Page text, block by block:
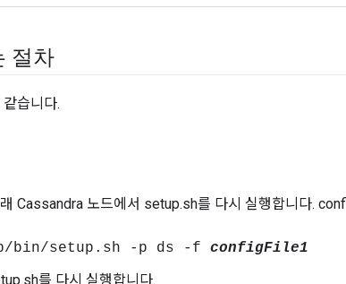
절차
습니다.
Cassandra 노드에서 setup.sh를 다시 실행합니다.
bin/setup.sh -p ds -f configFile1
를 다시 실행합니다.